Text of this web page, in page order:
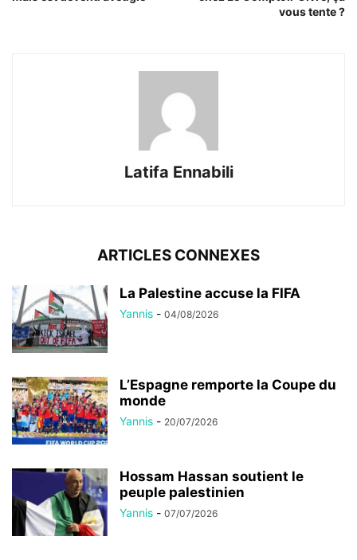
vous tente ?
Latifa Ennabili
ARTICLES CONNEXES
La Palestine accuse la FIFA
Yannis - 04/08/2026
L’Espagne remporte la Coupe du
monde
Yannis - 20/07/2026
Hossam Hassan soutient le
peuple palestinien
Yannis - 07/07/2026